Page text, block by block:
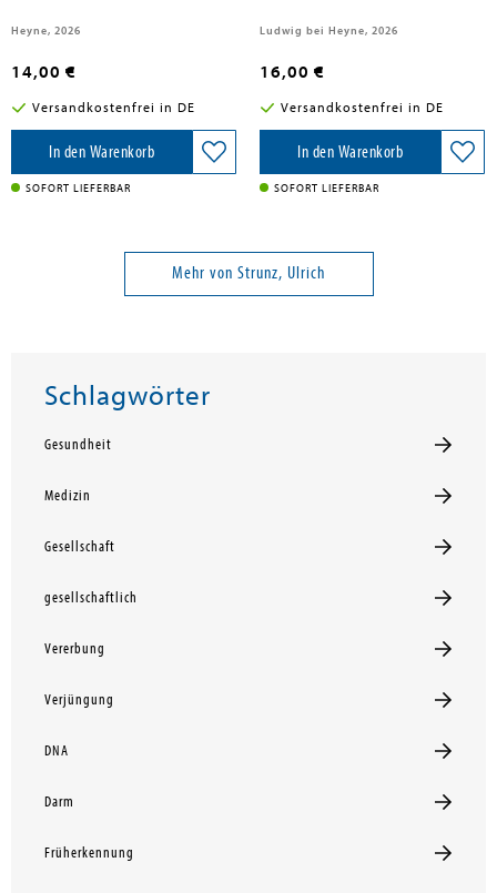
Heyne, 2026
14,00 €
Versandkostenfrei in DE
In den Warenkorb
SOFORT LIEFERBAR
Ludwig bei Heyne, 2026
16,00 €
Versandkostenfrei in DE
In den Warenkorb
SOFORT LIEFERBAR
Mehr von Strunz, Ulrich
Schlagwörter
Gesundheit
Medizin
Gesellschaft
gesellschaftlich
Vererbung
Verjüngung
DNA
Darm
Früherkennung